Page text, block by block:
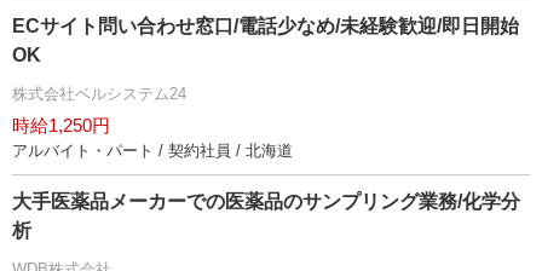
ECサイト問い合わせ窓口/電話少なめ/未経験歓迎/即日開始
OK
株式会社ベルシステム24
時給1,250円
アルバイト・パート / 契約社員 / 北海道
大手医薬品メーカーでの医薬品のサンプリング業務/化学分
析